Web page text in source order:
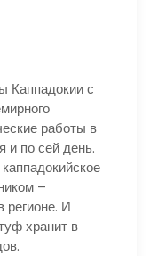
Каппадокии с
работы в
и по сей день.
–
регионе. И
хранит в